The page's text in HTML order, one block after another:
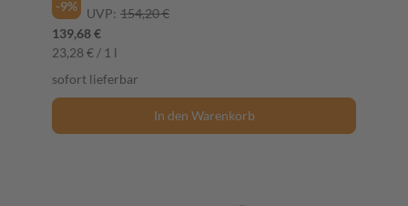
-9% UVP: 154,20 €
139,68 €
23,28 € / 1 l
sofort lieferbar
In den Warenkorb